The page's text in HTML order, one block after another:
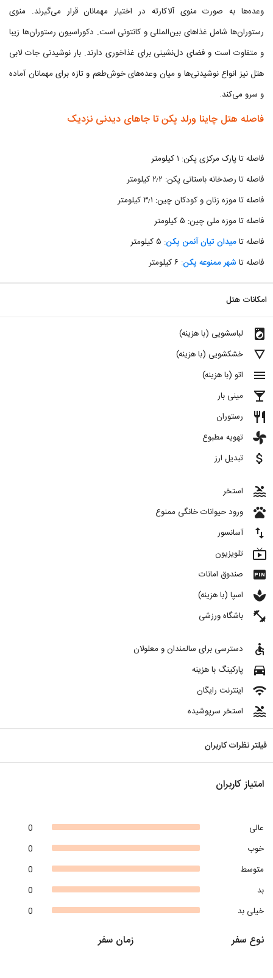
وعده‌ها به صورت منوی آلاکارته در اختیار مهمانان قرار می‌گیرند. منوی
رستوران‌ها شامل غذاهای بین‌المللی و کانتونی است. دکوراسیون رستوران‌ها زیبا
و متفاوت است و فضای دل‌نشینی برای غذاخوری دارند. بار نوشیدنی جات لابی
هتل نیز انواع نوشیدنی‌ها و میان وعده‌های خوش‌طعم و تازه برای مهمانان آماده
و سرو می‌کند.
فاصله هتل چاینا ورلد پکن تا جاهای دیدنی نزدیک
فاصله تا پارک مرکزی پکن: ۱ کیلومتر
فاصله تا رصدخانه باستانی پکن: ۲٫۲ کیلومتر
فاصله تا موزه زنان و کودکان چین: ۳٫۱ کیلومتر
فاصله تا موزه ملی چین: ۵ کیلومتر
فاصله تامیدان تیان آنمن پکن: ۵ کیلومتر
فاصله تا شهر ممنوعه پکن: ۶ کیلومتر
امکانات هتل
local_laundry_service لباسشویی (با هزینه)
details خشکشویی (با هزینه)
menu اتو (با هزینه)
local_bar مینی بار
restaurant رستوران
toys تهویه مطبوع
attach_money تبدیل ارز
pool استخر
pets ورود حیوانات خانگی ممنوع
import_export آسانسور
live_tv تلویزیون
fiber_pin صندوق امانات
spa اسپا (با هزینه)
fitness_center باشگاه ورزشی
accessible دسترسی برای سالمندان و معلولان
directions_car پارکینگ با هزینه
wifi اینترنت رایگان
pool استخر سرپوشیده
فیلتر نظرات کاربران
امتیاز کاربران
0
عالی
0
خوب
0
متوسط
0
بد
0
خیلی بد
زمان سفر نوع سفر